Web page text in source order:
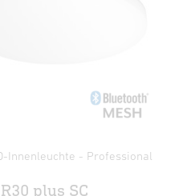
Innenleuchte - Professional
plus SC